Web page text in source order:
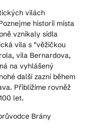
vilách
historii místa
vznikaly sídla
vila s "věžičkou
vila Bernardova,
na vyhlášený
další zazní během
Přiblížíme rovněž
let.
Brány